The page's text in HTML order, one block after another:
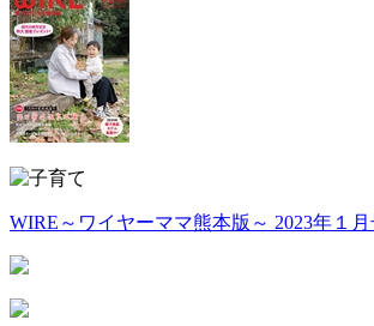
WIRE～ワイヤーママ熊本版～ 2023年１月